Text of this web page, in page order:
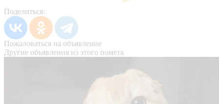
Поделиться:
Пожаловаться на объявление
Другие объявления из этого помета